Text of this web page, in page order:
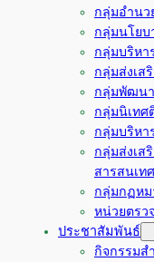
กลุ่มอำนว
กลุ่มนโยบ
กลุ่มบริหา
กลุ่มส่งเส
กลุ่มพัฒน
กลุ่มนิเทศ
กลุ่มบริหา
กลุ่มส่งเส
สารสนเท
กลุ่มกฏห
หน่วยตรว
ประชาสัมพันธ์
กิจกรรมส